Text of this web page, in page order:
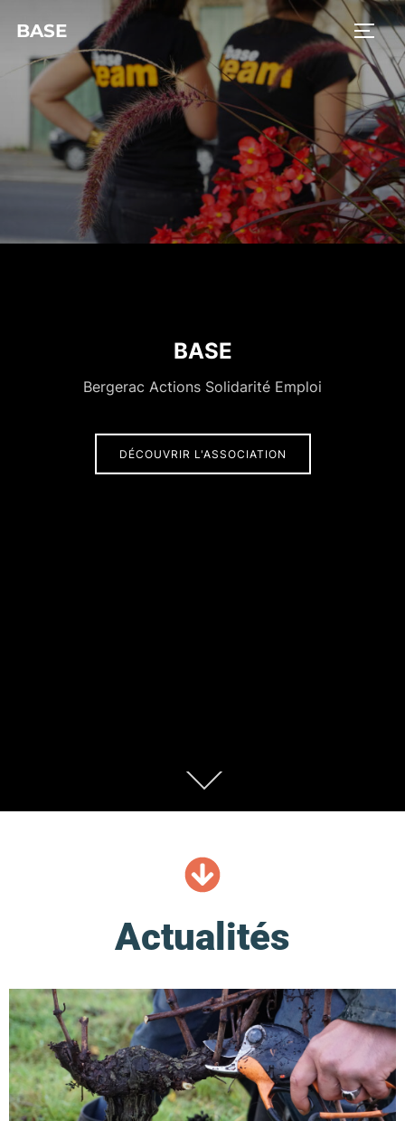
BASE
BASE
Bergerac Actions Solidarité Emploi
DÉCOUVRIR L'ASSOCIATION
Actualités